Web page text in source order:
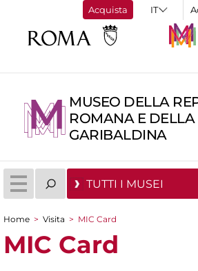
Acquista
MUSEO DELLA
ROMANA E
GARIBALDINA
TUTTI I MUSEI
Tu sei qui
Home > Visita > MIC Card
MIC Card